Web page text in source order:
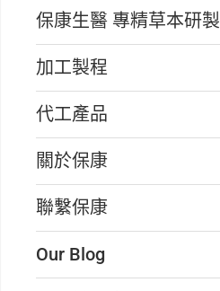
保康生醫 專精草本研製
加工製程
代工產品
關於保康
聯繫保康
Our Blog